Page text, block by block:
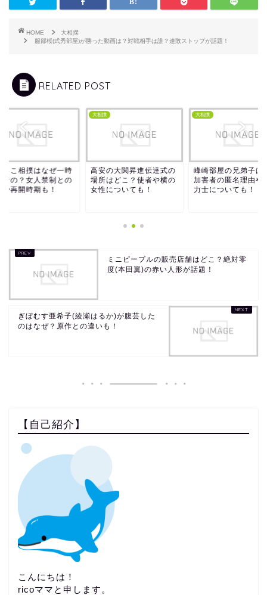
HOME
大相撲
服部桜(式秀部屋)が勝った動画は？対戦相手は誰？連敗ストップが話題！
RELATED POST
っこ相撲はなぜ一時
なの？女人禁制との
や再開時期も！
大相撲
高安の大関昇進伝達式の
場所はどこ？使者や横の
女性についても！
大相撲
峰崎部屋の兄弟子は
加害者の匿名理由や
力士についても！
ミニピープルの販売店舗はどこ？絶対零
度(本田翼)の赤い人形が話題！
ぎぼむす亜希子(綾瀬はるか)が腹芸した
のはなぜ？原作との違いも！
【自己紹介】
こんにちは！
ricoママと申します。